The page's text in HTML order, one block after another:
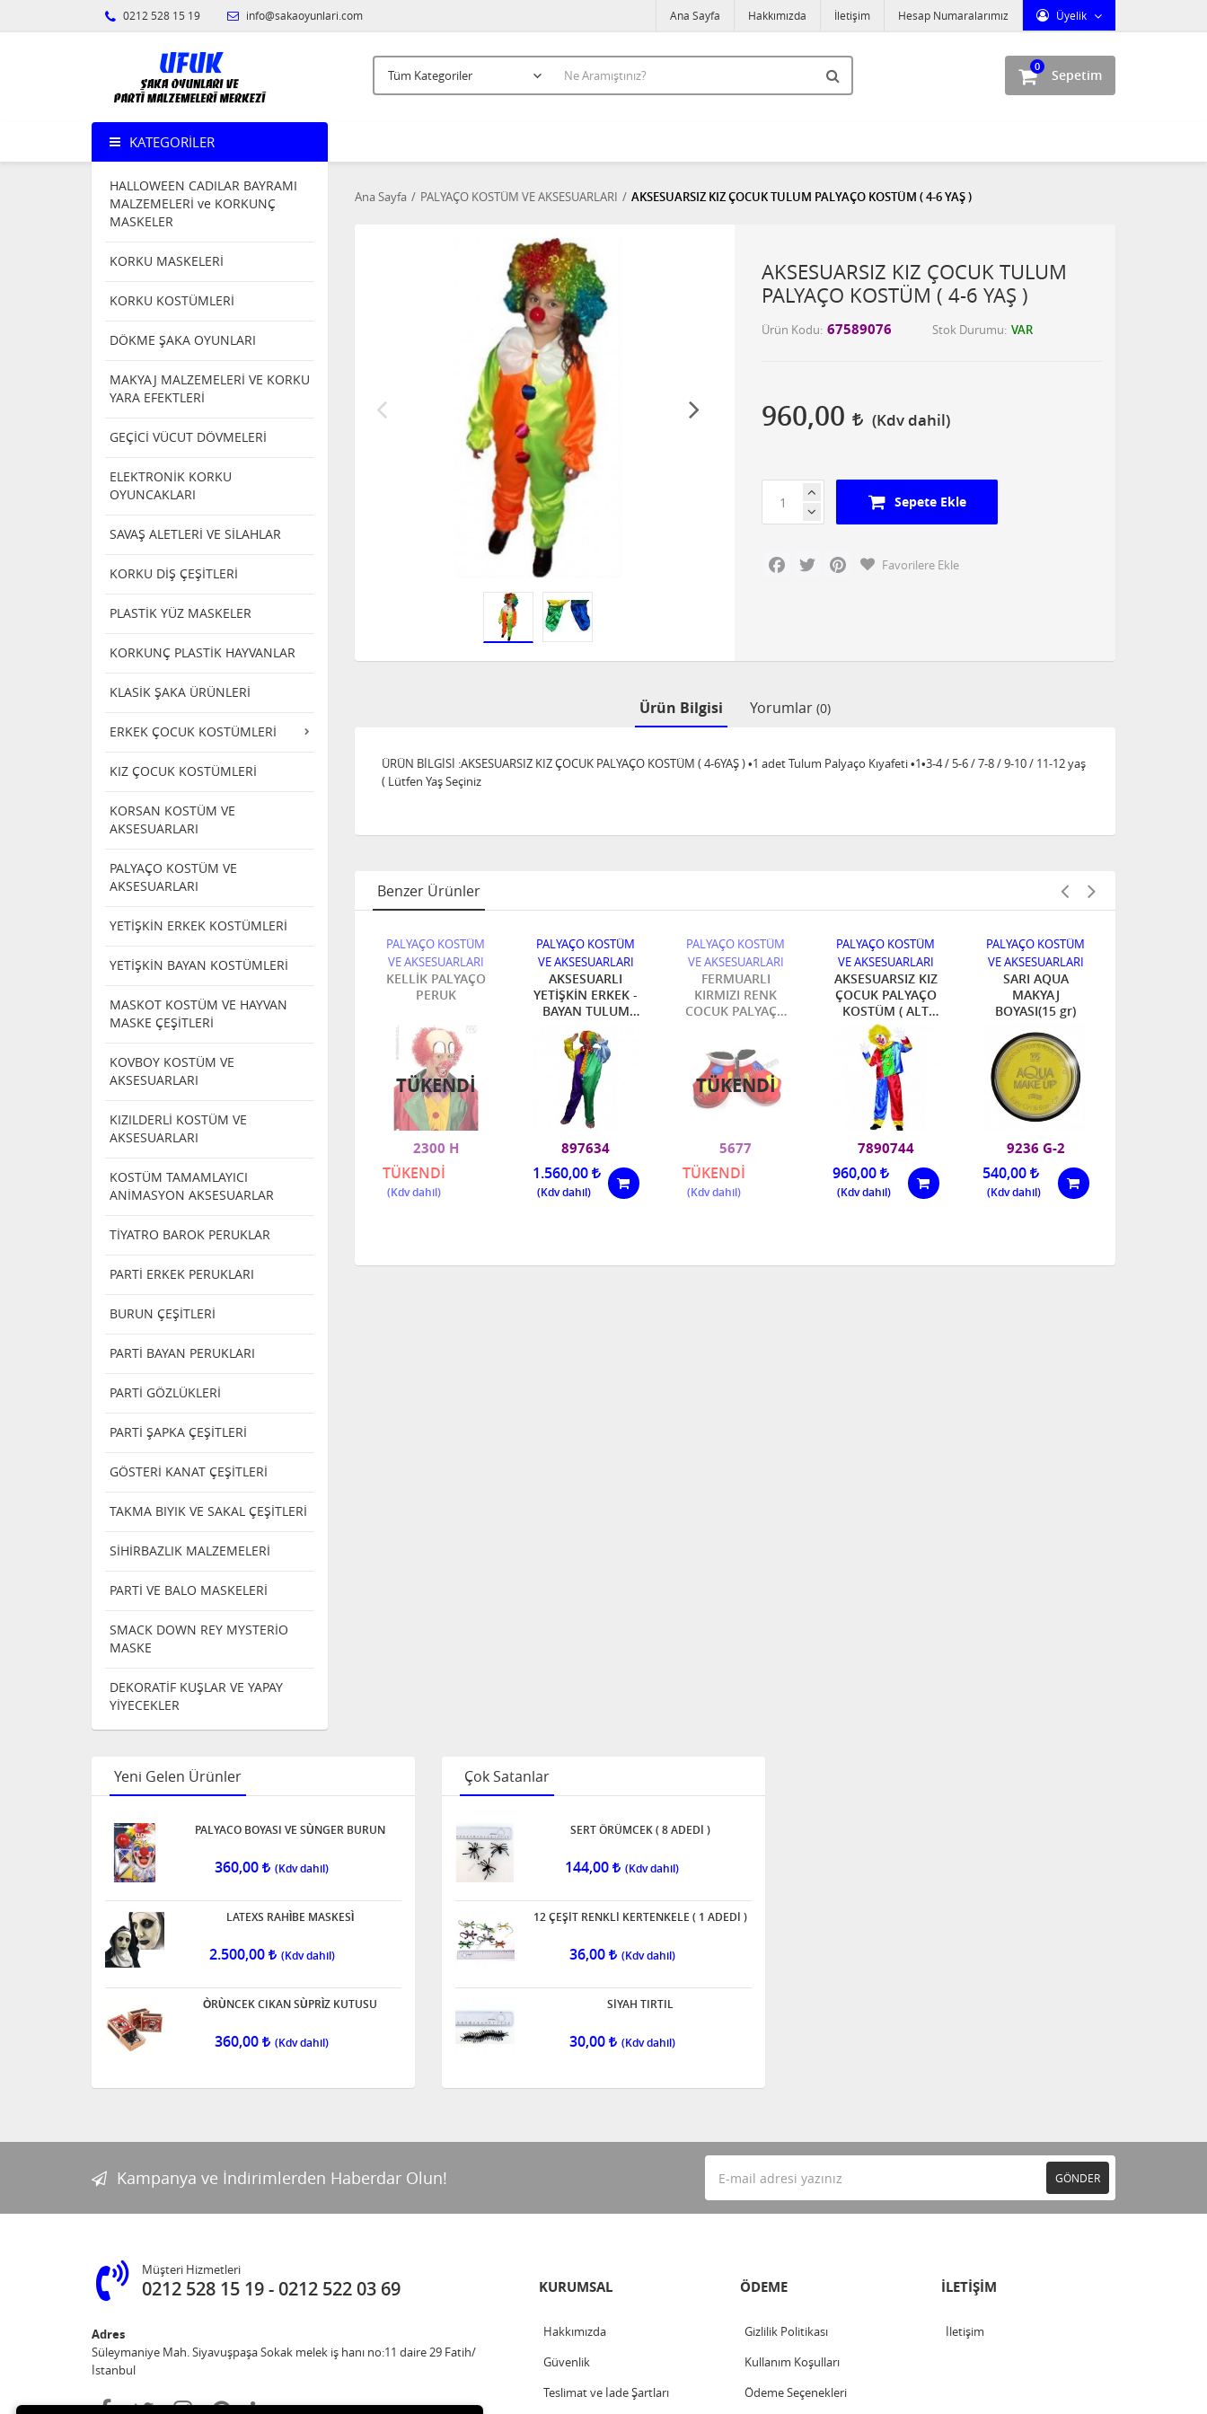
0212 528 15 19 info@sakaoyunlari.com Üyelik
Ana Sayfa Hakkımızda İletişim Hesap Numaralarımız
Sepetim
0
KATEGORILER
HALLOWEEN CADILAR BAYRAMI
MALZEMELERİ ve KORKUNÇ
MASKELER
KORKU MASKELERİ
KORKU KOSTÜMLERİ
DÖKME ŞAKA OYUNLARI
MAKYAJ MALZEMELERİ VE KORKU
YARA EFEKTLERİ
GEÇİCİ VÜCUT DÖVMELERİ
ELEKTRONİK KORKU
OYUNCAKLARI
SAVAŞ ALETLERİ VE SİLAHLAR
KORKU DİŞ ÇEŞİTLERİ
PLASTİK YÜZ MASKELER
KORKUNÇ PLASTİK HAYVANLAR
KLASİK ŞAKA ÜRÜNLERİ
ERKEK ÇOCUK KOSTÜMLERİ
KIZ ÇOCUK KOSTÜMLERİ
KORSAN KOSTÜM VE
AKSESUARLARI
PALYAÇO KOSTÜM VE
AKSESUARLARI
YETİŞKİN ERKEK KOSTÜMLERİ
YETİŞKİN BAYAN KOSTÜMLERİ
MASKOT KOSTÜM VE HAYVAN
MASKE ÇEŞİTLERİ
KOVBOY KOSTÜM VE
AKSESUARLARI
KIZILDERLİ KOSTÜM VE
AKSESUARLARI
KOSTÜM TAMAMLAYICI
ANİMASYON AKSESUARLAR
TİYATRO BAROK PERUKLAR
PARTİ ERKEK PERUKLARI
BURUN ÇEŞİTLERİ
PARTİ BAYAN PERUKLARI
PARTİ GÖZLÜKLERİ
PARTİ ŞAPKA ÇEŞİTLERİ
GÖSTERİ KANAT ÇEŞİTLERİ
TAKMA BIYIK VE SAKAL ÇEŞİTLERİ
SİHİRBAZLIK MALZEMELERİ
PARTİ VE BALO MASKELERİ
SMACK DOWN REY MYSTERİO
MASKE
DEKORATİF KUŞLAR VE YAPAY
YİYECEKLER
Ana Sayfa PALYAÇO KOSTÜM VE AKSESUARLARI AKSESUARSIZ KIZ ÇOCUK TULUM PALYAÇO KOSTÜM ( 4-6 YAŞ )
AKSESUARSIZ KIZ ÇOCUK TULUM
PALYAÇO KOSTÜM ( 4-6 YAŞ )
Ürün Kodu 67589076 Stok Durumu VAR
960,00
Sepete Ekle
Facebook
Twitter PinterestFavorilere Ekle
Ürün Bilgisi Yorumlar (0)
ÜRÜN BİLGİSİ :AKSESUARSIZ KIZ ÇOCUK PALYAÇO KOSTÜM ( 4-6YAŞ ) •1 adet Tulum Palyaço Kıyafeti •1•3-4 / 5-6 / 7-8 / 9-10 / 11-12 yaş
( Lütfen Yaş Seçiniz
Benzer Ürünler
PALYAÇO KOSTÜM
VE AKSESUARLARI
Kırmızı Dev
TÜKENDİ
TÜKENDI
PALYAÇO KOSTÜM
VE AKSESUARLARI
ELDİVEN
TÜKENDİ
PALYAÇO KOSTÜM
VE AKSESUARLARI
KELLİK PALYAÇO
PERUK
2300 H
TÜKENDİ
TÜKENDI
PALYAÇO KOSTÜM
VE AKSESUARLARI
AKSESUARLI
YETİŞKİN ERKEK -
BAYAN TULUM
PALYAÇO
KOSTÜM
897634
1.560,00
PALYAÇO KOSTÜM
VE AKSESUARLARI
FERMUARLI
KIRMIZI RENK
COCUK PALYAÇO
5677
TÜKENDİ
TÜKENDI
PALYAÇO KOSTÜM
VE AKSESUARLARI
AKSESUARSIZ KIZ
ÇOCUK PALYAÇO
KOSTÜM ( ALT
-ÜST ) ( 2-4 YAŞ )
7890744
960,00
PALYAÇO KOSTÜM
VE AKSESUARLARI
SARI AQUA
MAKYAJ
BOYASI(15 gr)
9236 G-2
540,00
Yeni Gelen Ürünler
PALYACO BOYASI VE SÙNGER BURUN
360,00
LATEXS RAHÌBE MASKESÌ
2.500,00
ÒRÙNCEK CIKAN SÙPRÌZ KUTUSU
360,00
Çok Satanlar
SERT ÖRÜMCEK ( 8 ADEDİ )
144,00
12 ÇEŞİT RENKLİ KERTENKELE ( 1 ADEDİ )
36,00
SİYAH TIRTIL
30,00
Kampanya ve İndirimlerden Haberdar Olun! GÖNDER
Müşteri Hizmetleri
0212 528 15 19 0212 522 03 69
Adres
Süleymaniye Mah. Siyavuşpaşa Sokak melek iş hanı no:11 daire 29 Fatih/
İstanbul
KURUMSAL
Hakkımızda
Güvenlik
Teslimat ve İade Şartları
ÖDEME
Gizlilik Politikası
Kullanım Koşulları
Ödeme Seçenekleri
İLETİŞİM
İletişim